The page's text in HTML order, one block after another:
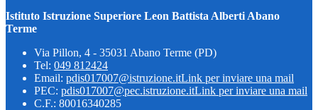
Istituto Istruzione Superiore Leon Battista Alberti Abano
Terme
Via Pillon, 4 - 35031 Abano Terme (PD)
Tel: 049 812424
Email: pdis017007@istruzione.itLink per inviare una mail
PEC: pdis017007@pec.istruzione.itLink per inviare una mail
C.F.: 80016340285